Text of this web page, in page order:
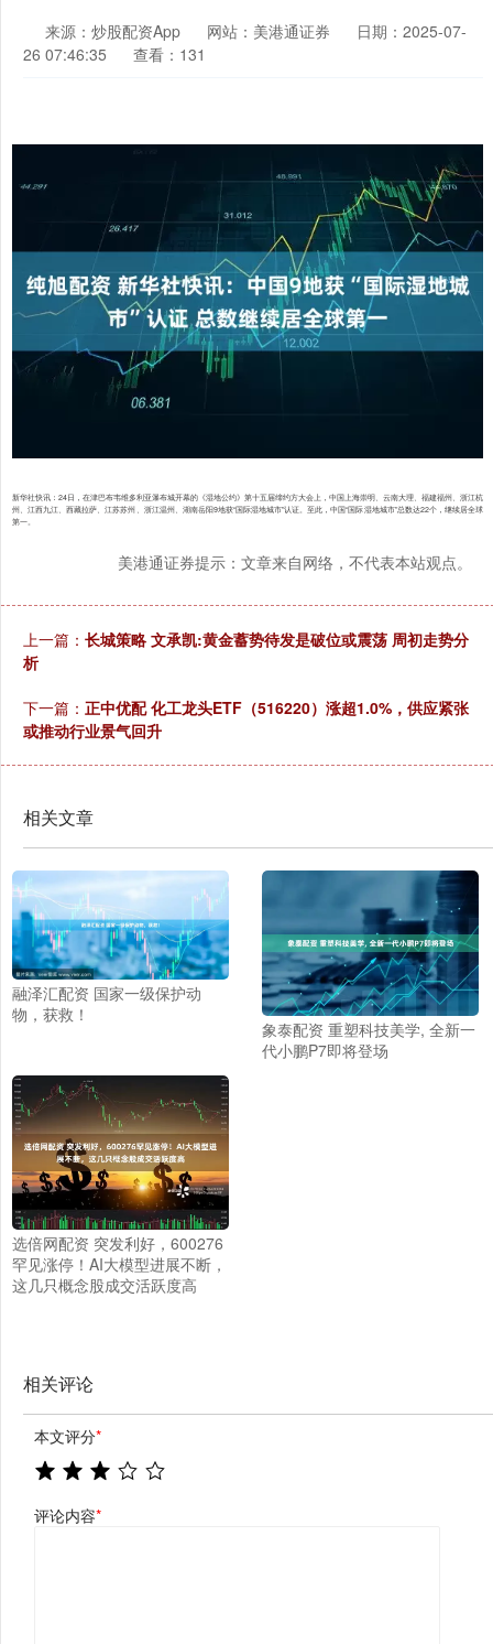
来源：炒股配资App 网站：美港通证券
日期：2025-07-
26 07:46:35
查看：131
新华社快讯：24日，在津巴布韦维多利亚瀑布城开幕的《湿地公约》第十五届缔约方大会上，中国上海崇明、云南大理、福建福州、浙江杭
州、江西九江、西藏拉萨、江苏苏州、浙江温州、湖南岳阳9地获“国际湿地城市”认证。至此，中国“国际湿地城市”总数达22个，继续居全球
第一。
美港通证券提示：文章来自网络，不代表本站观点。
上一篇： 长城策略 文承凯:黄金蓄势待发是破位或震荡 周初走势分
析
下一篇： 正中优配 化工龙头ETF（516220）涨超1.0%，供应紧张
或推动行业景气回升
相关文章
融泽汇配资 国家一级保护动
物，获救！
象泰配资 重塑科技美学, 全新一
代小鹏P7即将登场
选倍网配资 突发利好，600276
罕见涨停！AI大模型进展不断，
这几只概念股成交活跃度高
相关评论
本文评分*
评论内容*